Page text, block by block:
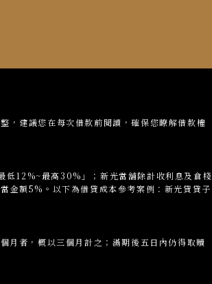
，建議您在每次借款前閱讀，確保您瞭解借款權
低12%~最高30%」；新光當舖除計收利息及倉棧
金額5%。以下為借貸成本參考案例：新光貸貸子
月者，概以三個月計之；滿期後五日內仍得取贖